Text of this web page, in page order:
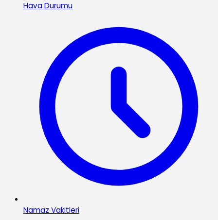
Hava Durumu
Namaz Vakitleri